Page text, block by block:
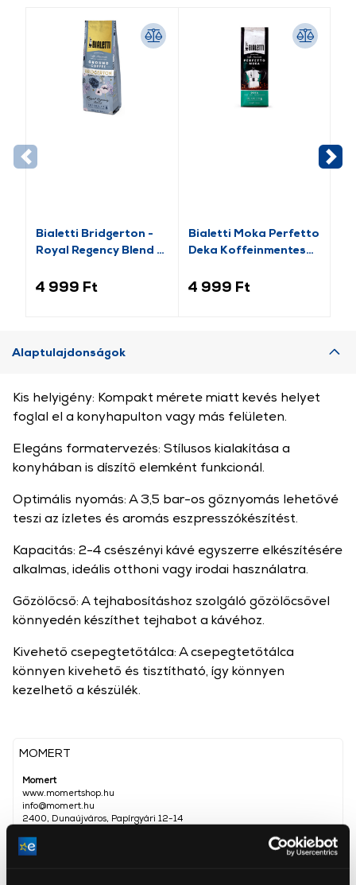
Bialetti Bridgerton -
Royal Regency Blend -
4 999 Ft
Bialetti Moka Perfetto
Deka Koffeinmentes
4 999 Ft
Alaptulajdonságok
MOMERT
Momert
www.momertshop.hu
info@momert.hu
2400, Dunaújváros, Papírgyári 12-14
Kis helyigény: Kompakt mérete miatt kevés helyet
foglal el a konyhapulton vagy más felületen.
Elegáns formatervezés: Stílusos kialakítása a
konyhában is díszítő elemként funkcionál.
Optimális nyomás: A 3,5 bar-os gőznyomás lehetővé
teszi az ízletes és aromás eszpresszókészítést.
Kapacitás: 2-4 csészényi kávé egyszerre elkészítésére
alkalmas, ideális otthoni vagy irodai használatra.
Gőzölőcső: A tejhabosításhoz szolgáló gőzölőcsővel
könnyedén készíthet tejhabot a kávéhoz.
Kivehető csepegtetőtálca: A csepegtetőtálca
könnyen kivehető és tisztítható, így könnyen
kezelhető a készülék.